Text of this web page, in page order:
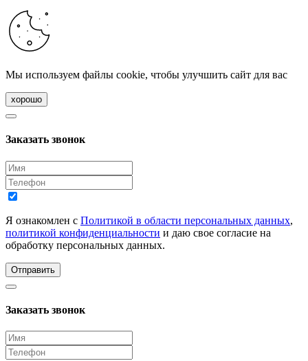
Мы используем файлы cookie, чтобы улучшить сайт для вас
хорошо
Заказать звонок
Я ознакомлен с Политикой в области персональных данных,
политикой конфиденциальности и даю свое согласие на
обработку персональных данных.
Отправить
Заказать звонок